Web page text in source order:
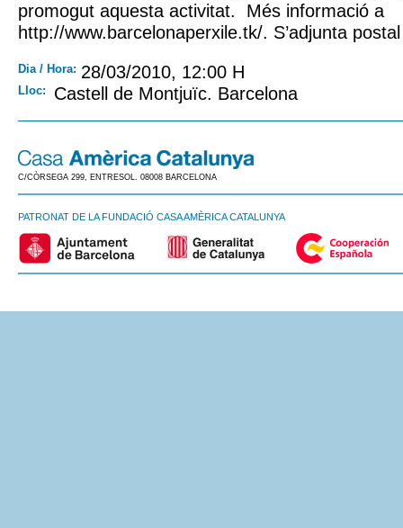
promogut aquesta activitat. Més informació a
http://www.barcelonaperxile.tk/. S’adjunta
Dia / Hora: 28/03/2010, 12:00 H
Lloc: Castell de Montjuïc. Barcelona
C/CÒRSEGA 299, ENTRESOL. 08008 BARCELONA
PATRONAT DE LA FUNDACIÓ CASA AMÈRICA CATALUNYA